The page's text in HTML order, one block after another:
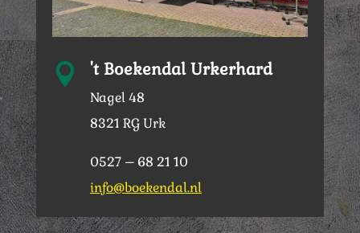
 't Boekendal Urkerhard
Nagel 48
8321 RG Urk
0527 – 68 21 10
info@boekendal.nl